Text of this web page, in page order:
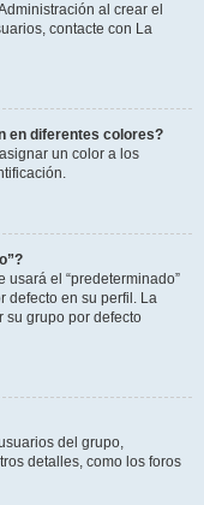
al crear el
contacte con La
en diferentes colores?
un color a los
usará el “predeterminado”
defecto en su perfil. La
su grupo por defecto
del grupo,
detalles, como los foros